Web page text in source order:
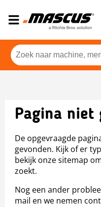
Pagina niet
De opgevraagde
gevonden. Kijk of er
bekijk onze sitemap
zoekt.
Nog een ander
mail en we nemen